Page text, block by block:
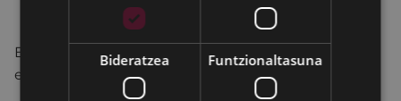
Eibarko historia eta industria ondarea
ezagutzeko
dohako bisita gidatuak.
Bideratzea Funtzionaltasuna